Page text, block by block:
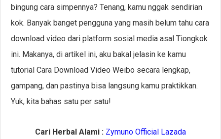
bingung cara simpennya? Tenang, kamu nggak sendirian
kok. Banyak banget pengguna yang masih belum tahu cara
download video dari platform sosial media asal Tiongkok
ini. Makanya, di artikel ini, aku bakal jelasin ke kamu
tutorial Cara Download Video Weibo secara lengkap,
gampang, dan pastinya bisa langsung kamu praktikkan.
Yuk, kita bahas satu per satu!
Cari Herbal Alami : Zymuno Official Lazada